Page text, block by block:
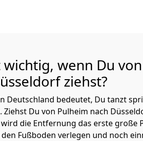
wichtig, wenn Du
ziehst?
Deutschland bedeutet, Du tanzt
. Ziehst Du von Pulheim nach
die Entfernung das erste große
den Fußboden verlegen und noch